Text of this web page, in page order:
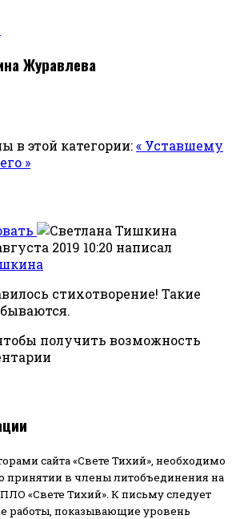
Журавлева
в этой категории:« Уставшему
»
2019 10:20 написал
стихотворение! Такие
получить возможность
сайта «Свете Тихий», необходимо
принятии в члены литобъединения на
«Свете Тихий». К письму следует
работы, показывающие уровень